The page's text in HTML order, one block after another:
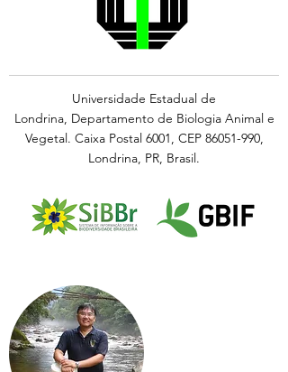
Universidade Estadual de
Londrina, Departamento de Biologia Animal e
Vegetal. Caixa Postal 6001, CEP 86051-990,
Londrina, PR, Brasil.